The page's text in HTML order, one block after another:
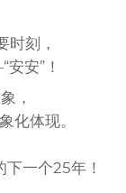
时刻，
安”！
，
化体现。
一个25年！